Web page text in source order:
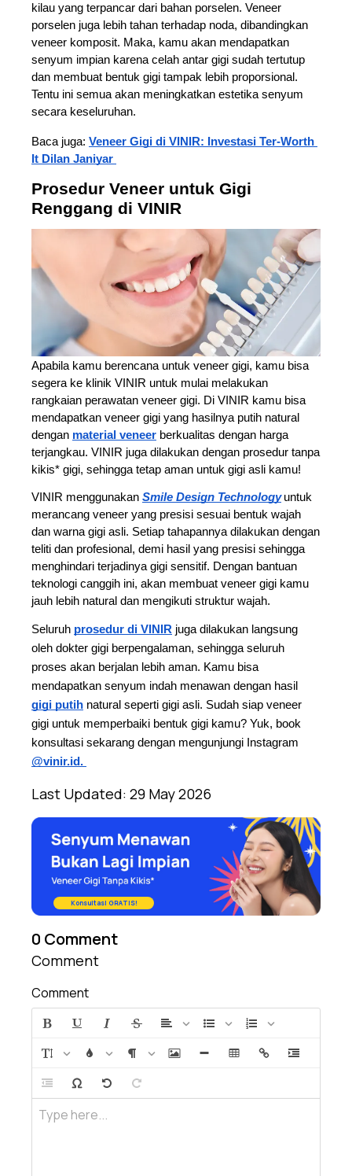
kilau yang terpancar dari bahan porselen. Veneer
porselen juga lebih tahan terhadap noda, dibandingkan
veneer komposit. Maka, kamu akan mendapatkan
senyum impian karena celah antar gigi sudah tertutup
dan membuat bentuk gigi tampak lebih proporsional.
Tentu ini semua akan meningkatkan estetika senyum
secara keseluruhan.
Baca juga: Veneer Gigi di VINIR: Investasi Ter-Worth
It Dilan Janiyar
Prosedur Veneer untuk Gigi
Renggang di VINIR
Apabila kamu berencana untuk veneer gigi, kamu bisa
segera ke klinik VINIR untuk mulai melakukan
rangkaian perawatan veneer gigi. Di VINIR kamu bisa
mendapatkan veneer gigi yang hasilnya putih natural
dengan material veneer berkualitas dengan harga
terjangkau. VINIR juga dilakukan dengan prosedur tanpa
kikis* gigi, sehingga tetap aman untuk gigi asli kamu!
VINIR menggunakan Smile Design Technology untuk
merancang veneer yang presisi sesuai bentuk wajah
dan warna gigi asli. Setiap tahapannya dilakukan dengan
teliti dan profesional, demi hasil yang presisi sehingga
menghindari terjadinya gigi sensitif. Dengan bantuan
teknologi canggih ini, akan membuat veneer gigi kamu
jauh lebih natural dan mengikuti struktur wajah.
Seluruh prosedur di VINIR juga dilakukan langsung
oleh dokter gigi berpengalaman, sehingga seluruh
proses akan berjalan lebih aman. Kamu bisa
gigi putih natural seperti gigi asli. Sudah siap veneer
gigi untuk memperbaiki bentuk gigi kamu? Yuk, book
@vinir.id.
Last Updated: 29 May 2026
Konsultasi GRATIS!
0 Comment
Comment
Comment
Type here...